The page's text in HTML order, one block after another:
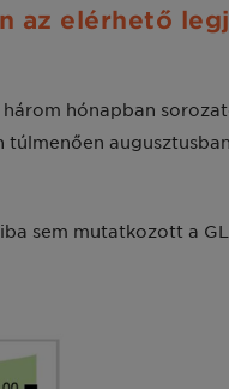
az elérhető
három hónapban
túlmenően
sem mutatkozott a